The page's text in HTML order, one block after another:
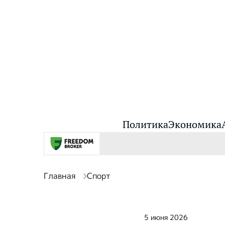
ПолитикаЭкономика
Главная Спорт
5 июня 2026